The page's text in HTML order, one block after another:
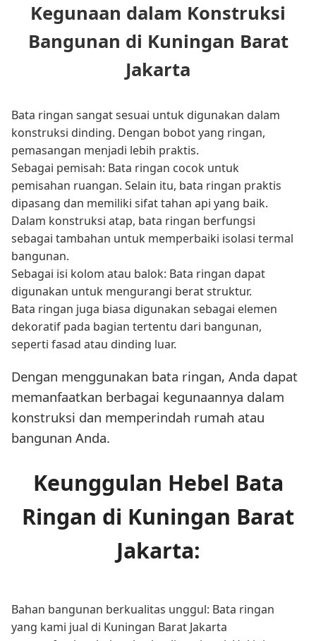
Kegunaan dalam Konstruksi
Bangunan di Kuningan Barat
Jakarta
Bata ringan sangat sesuai untuk digunakan dalam
konstruksi dinding. Dengan bobot yang ringan,
pemasangan menjadi lebih praktis.
Sebagai pemisah: Bata ringan cocok untuk
pemisahan ruangan. Selain itu, bata ringan praktis
dipasang dan memiliki sifat tahan api yang baik.
Dalam konstruksi atap, bata ringan berfungsi
sebagai tambahan untuk memperbaiki isolasi termal
bangunan.
Sebagai isi kolom atau balok: Bata ringan dapat
digunakan untuk mengurangi berat struktur.
Bata ringan juga biasa digunakan sebagai elemen
dekoratif pada bagian tertentu dari bangunan,
seperti fasad atau dinding luar.
Dengan menggunakan bata ringan, Anda dapat
memanfaatkan berbagai kegunaannya dalam
konstruksi dan memperindah rumah atau
bangunan Anda.
Keunggulan Hebel Bata
Ringan di Kuningan Barat
Jakarta:
Bahan bangunan berkualitas unggul: Bata ringan
yang kami jual di Kuningan Barat Jakarta